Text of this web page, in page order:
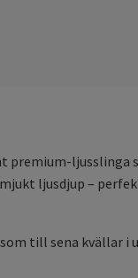
premium-
ljusdjup –
till sena kvällar i